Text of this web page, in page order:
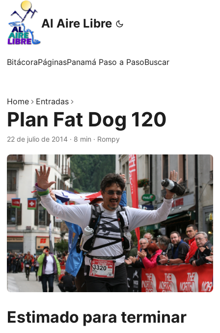
Al Aire Libre
BitácoraPáginasPanamá Paso a PasoBuscar
Home Entradas
Plan Fat Dog 120
22 de julio de 2014 · 8 min · Rompy
Estimado para terminar